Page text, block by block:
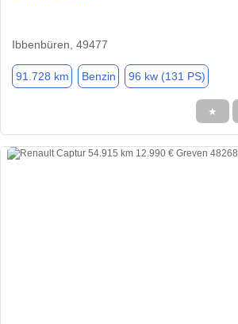
Ibbenbüren, 49477
91.728 km Benzin 96 kw (131 PS)
★